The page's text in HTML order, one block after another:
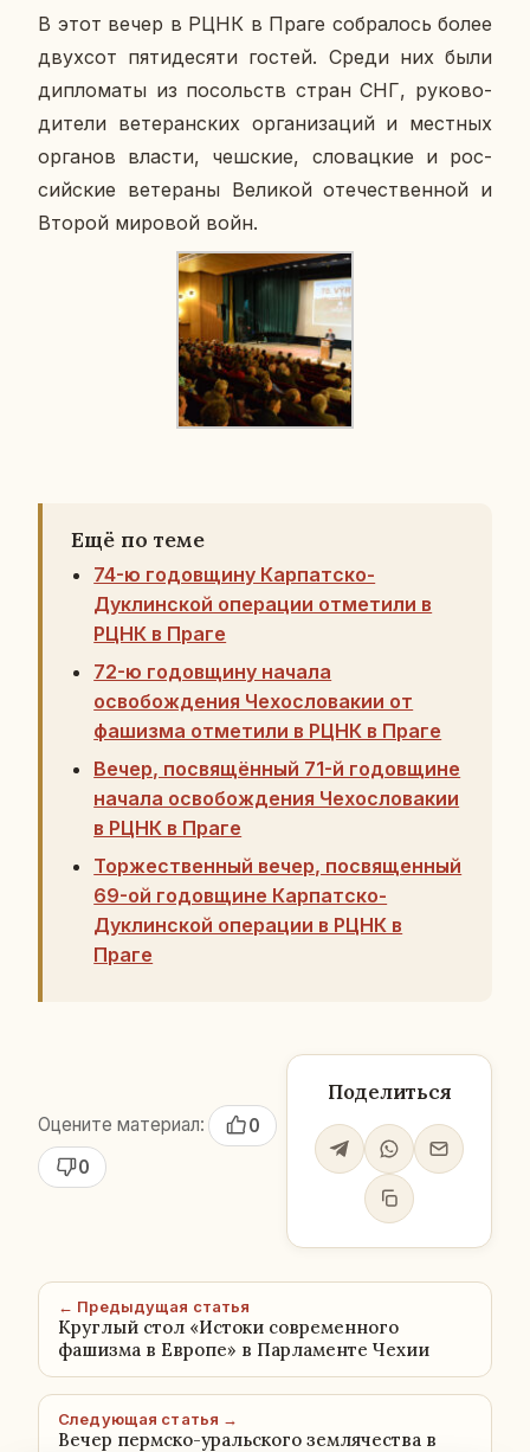
В этот вечер в РЦНК в Праге со­бра­лось более
двух­сот пя­ти­де­ся­ти гостей. Среди них были
ди­пло­ма­ты из по­сольств стран СНГ, ру­ко­во­
ди­те­ли ве­те­ран­ских ор­га­ни­за­ций и мест­ных
ор­га­нов власти, чеш­ские, сло­вац­кие и рос­
сий­ские ве­те­ра­ны Ве­ли­кой оте­че­ствен­ной и
Второй ми­ро­вой войн.
Ещё по теме
74-ю годовщину Карпатско-
Дуклинской операции отметили в
РЦНК в Праге
72-ю годовщину начала
освобождения Чехословакии от
фашизма отметили в РЦНК в Праге
Вечер, посвящённый 71-й годовщине
начала освобождения Чехословакии
в РЦНК в Праге
Торжественный вечер, посвященный
69-ой годовщине Карпатско-
Дуклинской операции в РЦНК в
Праге
Оцените материал:
0
0
Поделиться
← Предыдущая статья
Круглый стол «Истоки современного
фашизма в Европе» в Парламенте Чехии
Следующая статья →
Вечер пермско-уральского землячества в